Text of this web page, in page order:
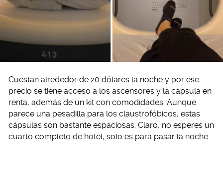
Cuestan alrededor de 20 dólares la noche y por ese
precio se tiene acceso a los ascensores y la cápsula en
renta, además de un kit con comodidades. Aunque
parece una pesadilla para los claustrofóbicos, estas
cápsulas son bastante espaciosas. Claro, no esperes un
cuarto completo de hotel, solo es para pasar la noche.